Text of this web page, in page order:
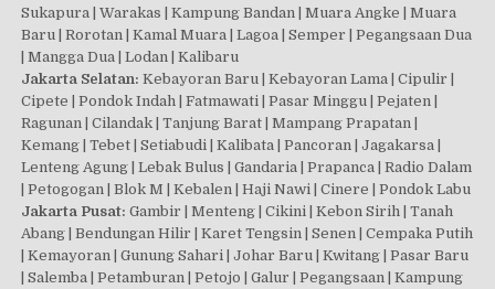
Sukapura | Warakas | Kampung Bandan | Muara Angke | Muara
Baru | Rorotan | Kamal Muara | Lagoa | Semper | Pegangsaan Dua
| Mangga Dua | Lodan | Kalibaru
Jakarta Selatan: Kebayoran Baru | Kebayoran Lama | Cipulir |
Cipete | Pondok Indah | Fatmawati | Pasar Minggu | Pejaten |
Ragunan | Cilandak | Tanjung Barat | Mampang Prapatan |
Kemang | Tebet | Setiabudi | Kalibata | Pancoran | Jagakarsa |
Lenteng Agung | Lebak Bulus | Gandaria | Prapanca | Radio Dalam
| Petogogan | Blok M | Kebalen | Haji Nawi | Cinere | Pondok Labu
Jakarta Pusat: Gambir | Menteng | Cikini | Kebon Sirih | Tanah
Abang | Bendungan Hilir | Karet Tengsin | Senen | Cempaka Putih
| Kemayoran | Gunung Sahari | Johar Baru | Kwitang | Pasar Baru
| Salemba | Petamburan | Petojo | Galur | Pegangsaan | Kampung